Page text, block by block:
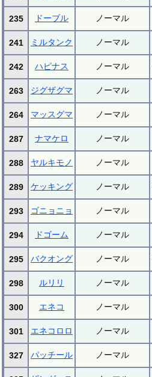
235 ドーブル ノーマル
241 ミルタンク ノーマル
242 ハピナス ノーマル
263 ジグザグマ ノーマル
264 マッスグマ ノーマル
287 ナマケロ ノーマル
288 ヤルキモノ ノーマル
289 ケッキング ノーマル
293 ゴニョニョ ノーマル
294 ドゴーム ノーマル
295 バクオング ノーマル
298 ルリリ ノーマル
300 エネコ ノーマル
301 エネコロロ ノーマル
327 パッチール ノーマル